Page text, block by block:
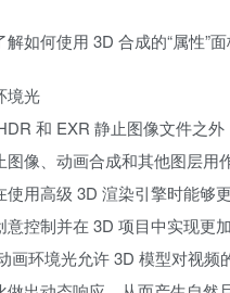
如何使用 3D 合成的“属性”面
境光
和 EXR 静止图像文件之
图像、动画合成和其他图层用
使用高级 3D 渲染引擎时能够
意控制并在 3D 项目中实现更
画环境光允许 3D 模型对视频